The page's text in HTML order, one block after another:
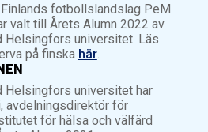
fotbollslandslag PeM
valt till Årets Alumn 2022 av
Helsingfors universitet. Läs
på finska här.
Helsingfors universitet har
avdelningsdirektör för
för hälsa och välfärd